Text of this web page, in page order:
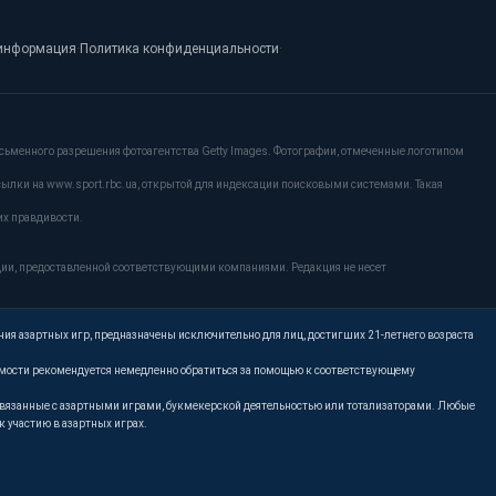
· Политика конфиденциальности·
разрешения фотоагентства Getty Images. Фотографии, отмеченные логотипом
на www.sport.rbc.ua, открытой для индексации поисковыми системами. Такая
правдивости.
предоставленной соответствующими компаниями. Редакция не несет
азартных игр, предназначены исключительно для лиц, достигших 21-летнего возраста
рекомендуется немедленно обратиться за помощью к соответствующему
с азартными играми, букмекерской деятельностью или тотализаторами. Любые
в азартных играх.